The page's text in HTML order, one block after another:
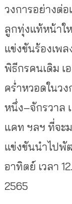
วงการอย่างต่
ลูกทุ่งแท้หน้าใ
แข่งขันร้องเพ
พิธีกรคนเดิม เ
คร่ำหวอดในวง
หนึ่ง–จักรวาล
แคท ฯลฯ ที่จะ
แข่งขันนำไปพั
อาทิตย์ เวลา
2565